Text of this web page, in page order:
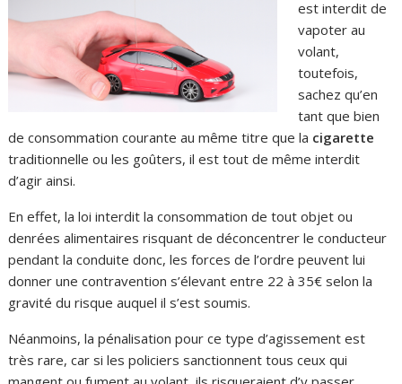
est interdit de
vapoter au
volant,
toutefois,
sachez qu’en
tant que bien
de consommation courante au même titre que la cigarette
traditionnelle ou les goûters, il est tout de même interdit
d’agir ainsi.
En effet, la loi interdit la consommation de tout objet ou
denrées alimentaires risquant de déconcentrer le conducteur
pendant la conduite donc, les forces de l’ordre peuvent lui
donner une contravention s’élevant entre 22 à 35€ selon la
gravité du risque auquel il s’est soumis.
Néanmoins, la pénalisation pour ce type d’agissement est
très rare, car si les policiers sanctionnent tous ceux qui